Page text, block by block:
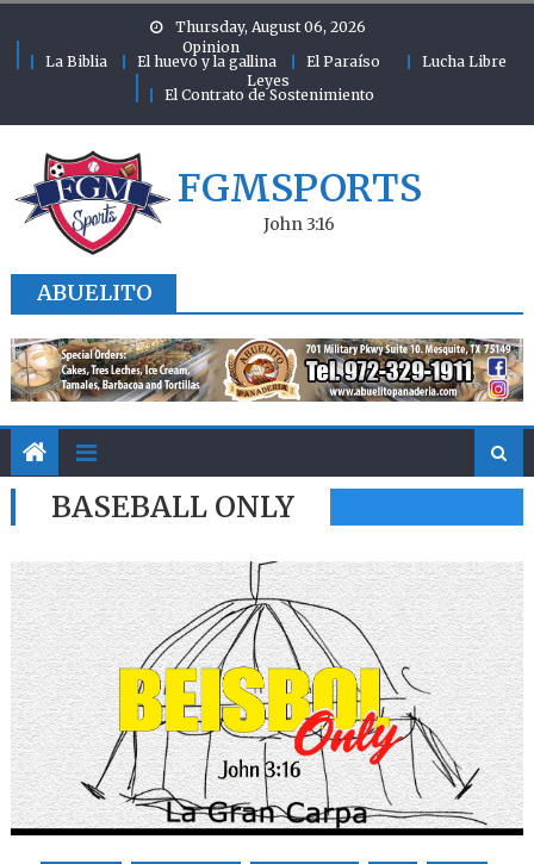
Thursday, August 06, 2026
Opinion
La Biblia
El huevo y la gallina El Paraíso
Lucha Libre
Leyes
El Contrato de Sostenimiento
FGMSPORTS
John 3:16
ABUELITO
BASEBALL ONLY